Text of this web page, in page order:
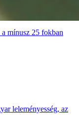
mínusz 25 fokban
leleményesség, az